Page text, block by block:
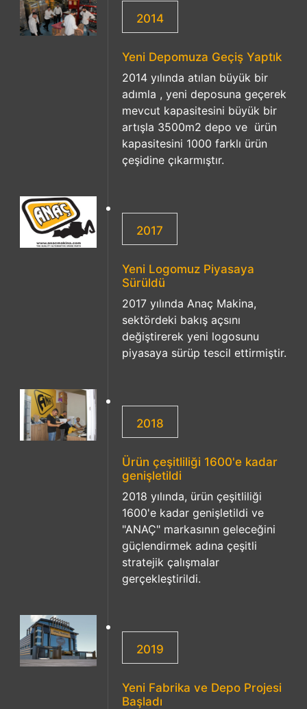
2014
Yeni Depomuza Geçiş Yaptık
2014 yılında atılan büyük bir
adımla , yeni deposuna geçerek
mevcut kapasitesini büyük bir
artışla 3500m2 depo ve ürün
kapasitesini 1000 farklı ürün
çeşidine çıkarmıştır.
2017
Yeni Logomuz Piyasaya
Sürüldü
2017 yılında Anaç Makina,
sektördeki bakış açsını
değiştirerek yeni logosunu
piyasaya sürüp tescil ettirmiştir.
2018
Ürün çeşitliliği 1600'e kadar
genişletildi
2018 yılında, ürün çeşitliliği
1600'e kadar genişletildi ve
"ANAÇ" markasının geleceğini
güçlendirmek adına çeşitli
stratejik çalışmalar
gerçekleştirildi.
2019
Yeni Fabrika ve Depo Projesi
Başladı